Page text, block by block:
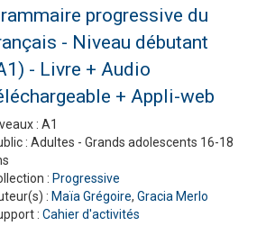
progressive du
- Niveau débutant
- Livre + Audio
+ Appli-web
: A1
: Adultes - Grands adolescents 16-18
: Progressive
: Maïa Grégoire, Gracia Merlo
: Cahier d'activités